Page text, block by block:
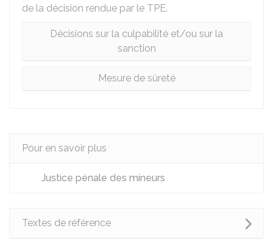
de la décision rendue par le TPE.
Décisions sur la culpabilité et/ou sur la
sanction
Mesure de sûreté
Pour en savoir plus
Justice pénale des mineurs
Textes de référence